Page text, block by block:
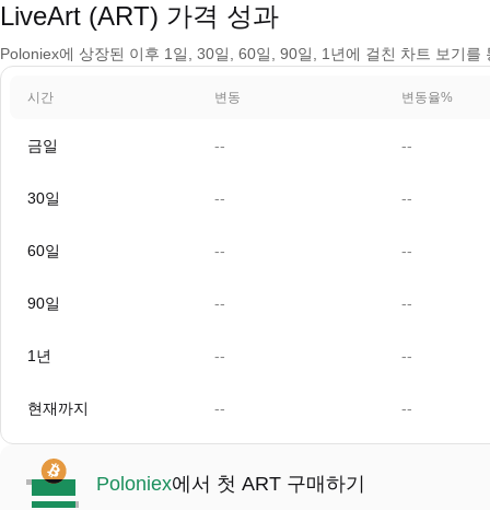
LiveArt (ART) 가격 성과
Poloniex에 상장된 이후 1일, 30일, 60일, 90일, 1년에 걸친 차트 보기를
시간 변동 변동율%
금일 -- --
30일 -- --
60일 -- --
90일 -- --
1년 -- --
현재까지 -- --
Poloniex에서 첫 ART 구매하기